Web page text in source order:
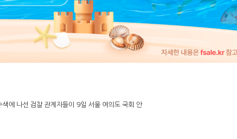
에 나선 검찰 관계자들이 9일 서울 여의도 국회 안